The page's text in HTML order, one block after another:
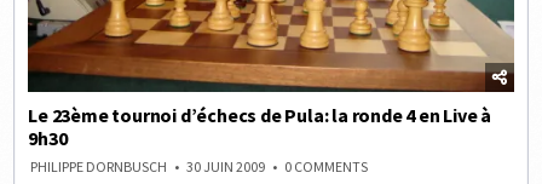
Le 23ème tournoi d’échecs de Pula: la ronde 4 en Live à
9h30
PHILIPPE DORNBUSCH 30 JUIN 2009 0 COMMENTSON